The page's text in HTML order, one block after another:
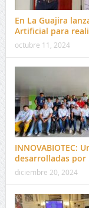
En La Guajira
Artificial para
octubre 11, 2024
INNOVABIOTEC:
desarrolladas por
diciembre 20, 2024